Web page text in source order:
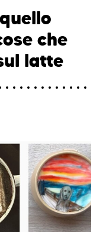
che
latte